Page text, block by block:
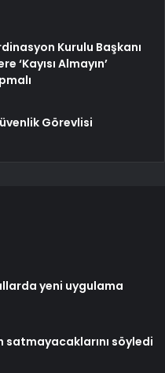
Kurulu Başkanı
‘Kayısı Almayın’
Görevlisi
yeni uygulama
satmayacaklarını söyledi